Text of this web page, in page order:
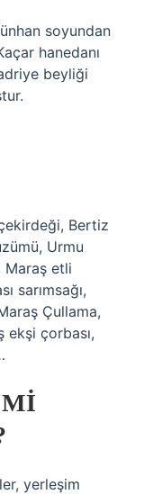
soyundan
hanedanı
beyliği
Bertiz
Urmu
Maraş etli
sarımsağı,
Çullama,
ekşi çorbası,
yerleşim